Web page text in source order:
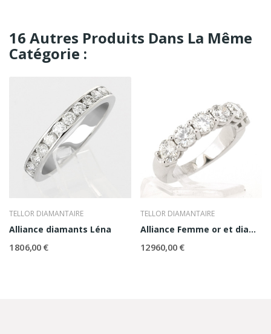
16 Autres Produits Dans La Même
Catégorie :
TELLOR DIAMANTAIRE
Alliance diamants Léna
1 806,00 €
TELLOR DIAMANTAIRE
Alliance Femme or et diamants Ashley
12 960,00 €